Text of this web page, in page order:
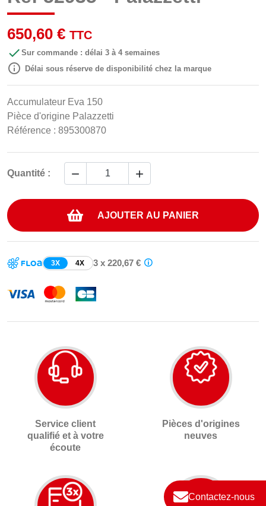
Contactez-nous
650,60 € TTC
 Sur commande : délai 3 à 4 semaines
 Délai sous réserve de disponibilité chez la marque
Accumulateur Eva 150
Pièce d'origine Palazzetti
Référence : 895300870
Quantité :  
AJOUTER AU PANIER
3X 4X 3 x 220,67 €
Service client
qualifié et à votre
écoute
Pièces d'origines
neuves